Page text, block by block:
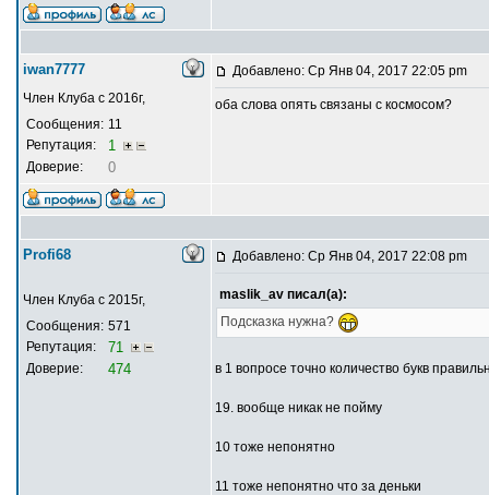
iwan7777
Член Клуба с 2016г,
Сообщения: 11
Репутация:
1
Доверие: 0
Добавлено: Ср Янв 04, 2017 22:05 pm
оба слова опять связаны с космосом?
Profi68
Член Клуба с 2015г,
Сообщения: 571
Репутация:
71
Доверие: 474
Добавлено: Ср Янв 04, 2017 22:08 pm
maslik_av писал(а):
Подсказка нужна?
в 1 вопросе точно количество букв
19. вообще никак не пойму
10 тоже непонятно
11 тоже непонятно что за деньки